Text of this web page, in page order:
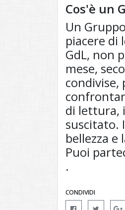
Cos'è un
Un
piacere di
GdL, non
mese,
di lettura,
suscitato.
bellezza
Puoi
.
CONDIVIDI